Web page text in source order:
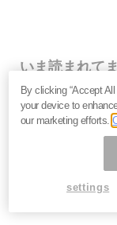
いま読まれて
株価下落「三菱
き“防衛だけじ
優待新設「大黒
べきか、大化け
導体決算「絶好
By clicking “Accept
your device to
our marketing efforts.
settings